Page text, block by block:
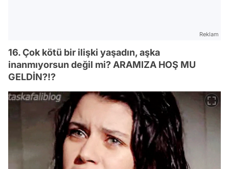
Reklam
16. Çok kötü bir ilişki yaşadın, aşka
inanmıyorsun değil mi? ARAMIZA HOŞ MU
GELDİN?!?